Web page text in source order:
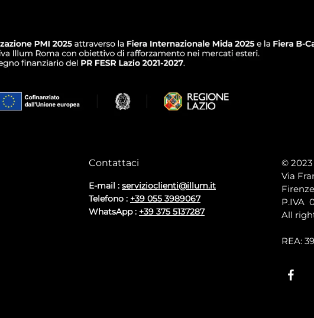
Contattaci
E-mail : servizioclienti@illum.it
Telefono : +39 055 3989067
WhatsApp : +39 375 5137287
© 2023
Via
Firenze
P.IVA
All
REA: